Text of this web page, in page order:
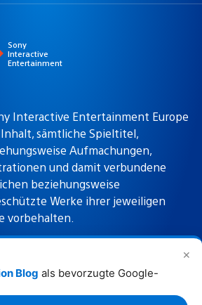
✕
Blog als bevorzugte Google-
Sony
Interactive
Entertainment
Interactive Entertainment Europe
sämtliche Spieltitel,
Aufmachungen,
und damit verbundene
beziehungsweise
Werke ihrer jeweiligen
vorbehalten.
Datenschutzrichtlinie